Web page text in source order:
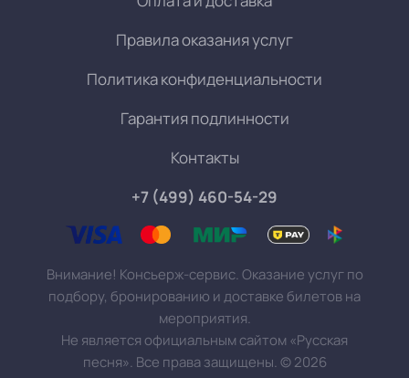
Правила оказания услуг
Политика конфиденциальности
Гарантия подлинности
Контакты
+7 (499) 460-54-29
Внимание! Консьерж-сервис. Оказание услуг по
подбору, бронированию и доставке билетов на
мероприятия.
Не является официальным сайтом «Русская
песня». Все права защищены.©2026